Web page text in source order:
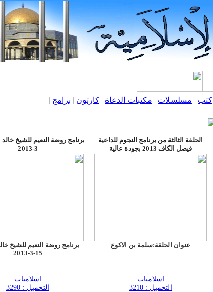
كتب | مسلسلات | مكتبات الدعاة | كارتون | برامج |
الحلقة الثالثة من برنامج النجوم للداعية
فيصل الكاف 2013 بجودة عالية
عنوان الحلقة:سلمة بن الاكوع
اسلاميات
التحميل : 3210
3-2013
برنامج روضة النعيم للشيخ
15-3-2013
اسلاميات
التحميل : 3290